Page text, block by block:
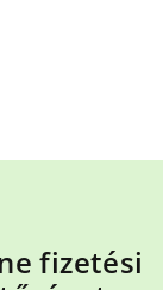
fizetési